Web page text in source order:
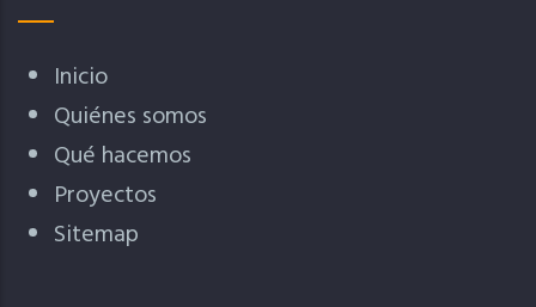
Inicio
Quiénes somos
Qué hacemos
Proyectos
Sitemap